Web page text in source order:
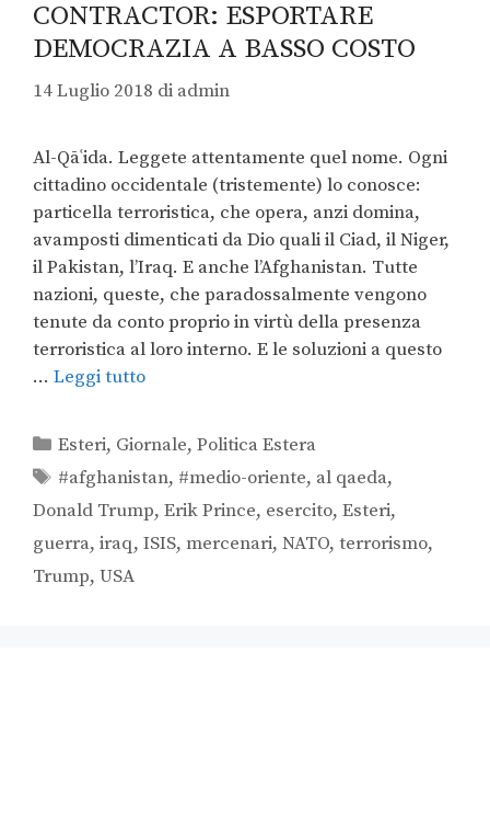
CONTRACTOR: ESPORTARE
DEMOCRAZIA A BASSO COSTO
14 Luglio 2018 di admin
Al-Qāʿida. Leggete attentamente quel nome. Ogni
cittadino occidentale (tristemente) lo conosce:
particella terroristica, che opera, anzi domina,
avamposti dimenticati da Dio quali il Ciad, il Niger,
il Pakistan, l’Iraq. E anche l’Afghanistan. Tutte
nazioni, queste, che paradossalmente vengono
tenute da conto proprio in virtù della presenza
terroristica al loro interno. E le soluzioni a questo
… Leggi tutto
Esteri, Giornale,Politica Estera
#afghanistan, #medio-oriente, al qaeda,
Donald Trump, Erik Prince, esercito, Esteri,
guerra, iraq, ISIS, mercenari, NATO, terrorismo,
Trump, USA